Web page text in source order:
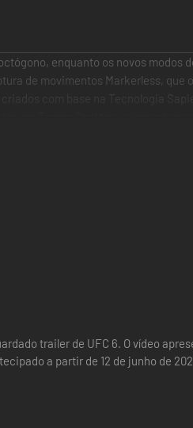
enquanto os novos modos
de movimentos Markerless, que
em Tempo Real traz o impacto
aos teus adversários, entra no
te experimentar as histórias das
UFC + 6 drops de lutadores a
de 2026 e no verão de 2027)
e Jon Jones (UFC 182), 6 Itens
trailer de UFC 6. O vídeo
a partir de 12 de junho de